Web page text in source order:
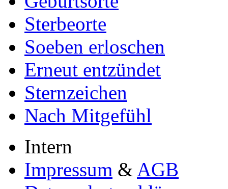
Sterbeorte
Soeben erloschen
Erneut entzündet
Sternzeichen
Nach Mitgefühl
Intern
Impressum & AGB